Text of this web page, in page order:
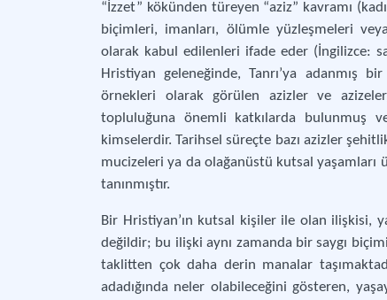
“İzzet” kökünden türeyen “aziz” kavramı
biçimleri, imanları, ölümle yüzleşmeleri
olarak kabul edilenleri ifade eder (İngilizce:
Hristiyan geleneğinde, Tanrı’ya adanmış
örnekleri olarak görülen azizler ve
topluluğuna önemli katkılarda bulunmuş
kimselerdir. Tarihsel süreçte bazı azizler
mucizeleri ya da olağanüstü kutsal yaşamları
tanınmıştır.
Bir Hristiyan’ın kutsal kişiler ile olan ilişkisi,
değildir; bu ilişki aynı zamanda bir saygı
taklitten çok daha derin manalar
adadığında neler olabileceğini gösteren,